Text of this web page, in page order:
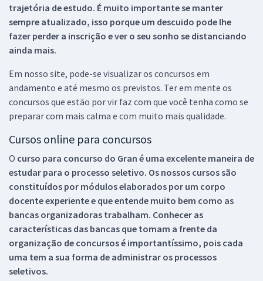
trajetória de estudo. É muito importante se manter
sempre atualizado, isso porque um descuido pode lhe
fazer perder a inscrição e ver o seu sonho se distanciando
ainda mais.
Em nosso site, pode-se visualizar os concursos em
andamento e até mesmo os previstos. Ter em mente os
concursos que estão por vir faz com que você tenha como se
preparar com mais calma e com muito mais qualidade.
Cursos online para concursos
O curso para concurso do Gran é uma excelente maneira de
estudar para o processo seletivo. Os nossos cursos são
constituídos por módulos elaborados por um corpo
docente experiente e que entende muito bem como as
bancas organizadoras trabalham. Conhecer as
características das bancas que tomam a frente da
organização de concursos é importantíssimo, pois cada
uma tem a sua forma de administrar os processos
seletivos.